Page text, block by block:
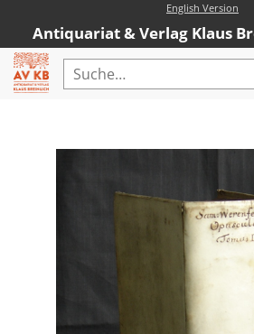
English Version
Antiquariat & Verlag Klaus
Erweiterte Suche
AVKB-Edition Downloads